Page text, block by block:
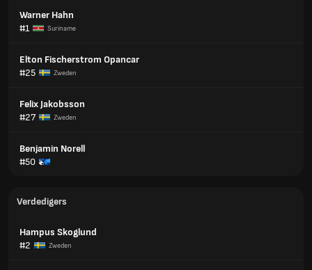
Warner Hahn
#1
Suriname
Elton Fischerstrom Opancar
#25
Zweden
Felix Jakobsson
#27
Zweden
Benjamin Norell
#50
Verdedigers
Hampus Skoglund
#2
Zweden